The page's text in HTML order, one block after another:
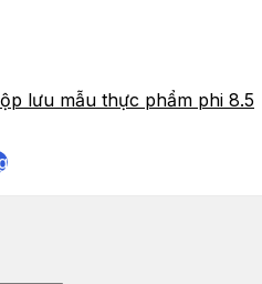
lưu mẫu thực phẩm phi 8.5